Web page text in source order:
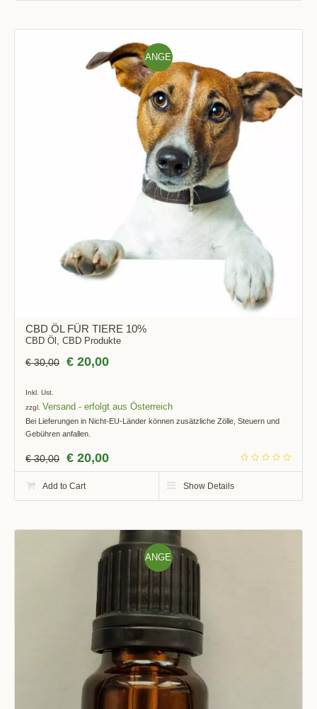
ANGE
BOT!
CBD ÖL FÜR TIERE 10%
CBD Öl ,CBD Produkte
€30,00 € 20,00
Inkl. Ust.
zzgl. Versand
Bei Lieferungen in Nicht-EU-Länder können zusätzliche Zölle, Steuern und
Gebühren anfallen.
€30,00 € 20,00
Add to Cart Show Details
ANGE
BOT!